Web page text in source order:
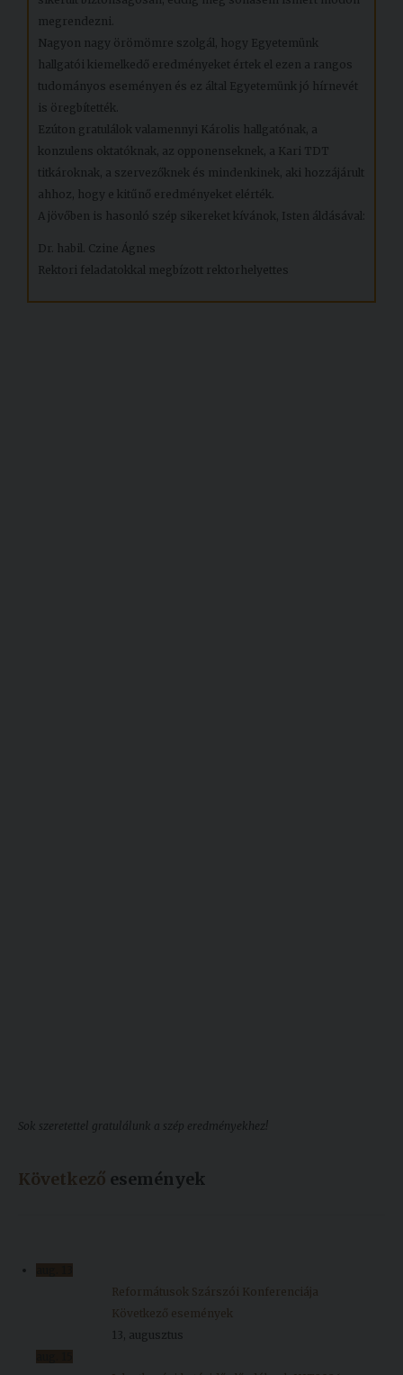
Sport
Junior
Akadémia
megrendezni.
Nagyon nagy örömömre szolgál, hogy Egyetemünk
hallgatói kiemelkedő eredményeket értek el ezen a rangos
tudományos eseményen és ez által Egyetemünk jó hírnevét
is öregbítették.
Ezúton gratulálok valamennyi Károlis hallgatónak, a
konzulens oktatóknak, az opponenseknek, a Kari TDT
titkároknak, a szervezőknek és mindenkinek, aki hozzájárult
ahhoz, hogy e kitűnő eredményeket elérték.
A jövőben is hasonló szép sikereket kívánok, Isten áldásával:
Dr. habil. Czine Ágnes
Rektori feladatokkal megbízott rektorhelyettes
Sok szeretettel gratulálunk a szép eredményekhez!
Következő események
Reformátusok Szárszói Konferenciája
Következő események
13, augusztus